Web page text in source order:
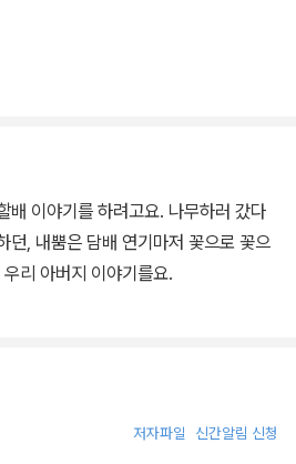
적인 아버지로, 그리고 꽃할배가 되기
정을 나누며 온 산의 꽃들을 지게에 한
야 알게 된, 든든하지도 자상하지도 않
지의 자리를 그 자체로 받아들이는 담
글로 담아내었다.
배 이야기를 하려고요. 나무하러 갔다
던, 내뿜은 담배 연기마저 꽃으로 꽃으
리 아버지 이야기를요.
저자파일 신간알림 신청